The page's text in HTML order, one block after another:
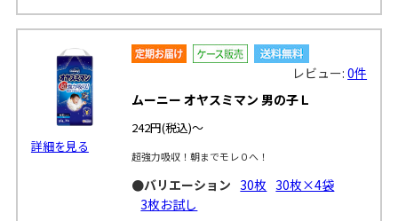
詳細を見る
レビュー:0件
ムーニー オヤスミマン 男の子Ｌ
242円(税込)～
超強力吸収！朝までモレ０へ！
●バリエーション 30枚 30枚×4袋
3枚お試し